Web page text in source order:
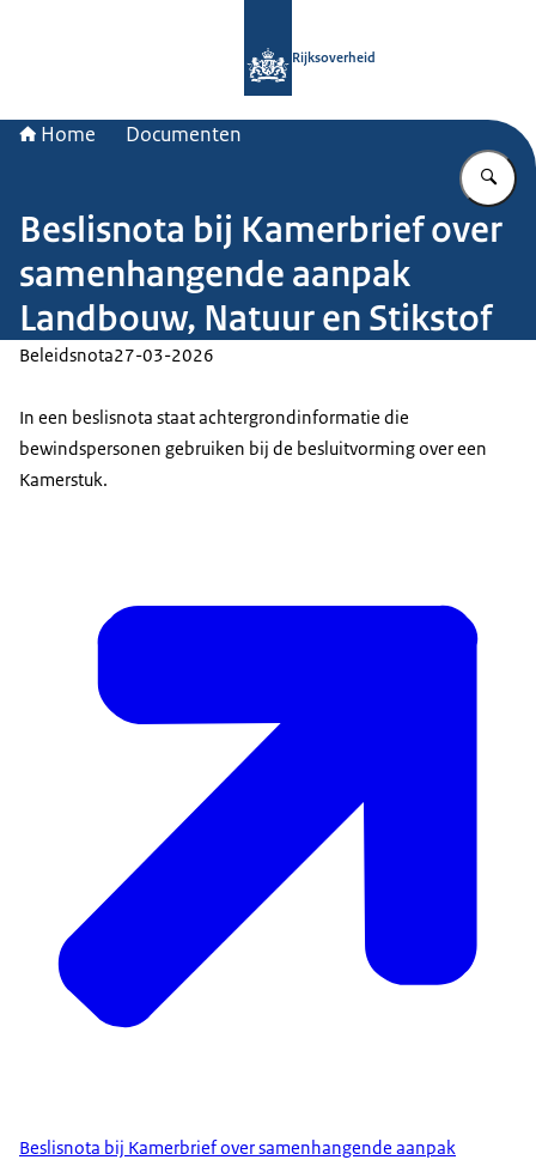
Rijksoverheid
Home Documenten
Beslisnota bij Kamerbrief over
samenhangende aanpak
Landbouw, Natuur en Stikstof
Beleidsnota27-03-2026
In een beslisnota staat achtergrondinformatie die
bewindspersonen gebruiken bij de besluitvorming over een
Kamerstuk.
Beslisnota bij Kamerbrief over samenhangende aanpak